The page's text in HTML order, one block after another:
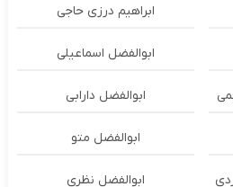
ابراهیم درزی حاجی
ابوالفضل اسماعیلی
ابوالفضل دارابی
ابوالفضل متو
ابوالفضل نظری